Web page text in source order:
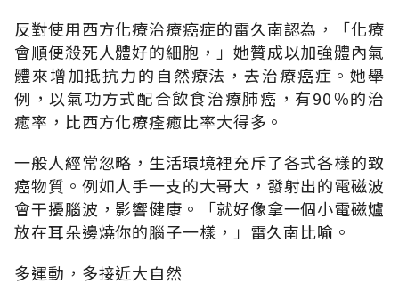
反對使用西方化療治療癌症的雷久南認為，「化療
會順便殺死人體好的細胞，」她贊成以加強體內氣
體來增加抵抗力的自然療法，去治療癌症。她舉
例，以氣功方式配合飲食治療肺癌，有90％的治
癒率，比西方化療痊癒比率大得多。
一般人經常忽略，生活環境裡充斥了各式各樣的致
癌物質。例如人手一支的大哥大，發射出的電磁波
會干擾腦波，影響健康。「就好像拿一個小電磁爐
放在耳朵邊燒你的腦子一樣，」雷久南比喻。
多運動，多接近大自然